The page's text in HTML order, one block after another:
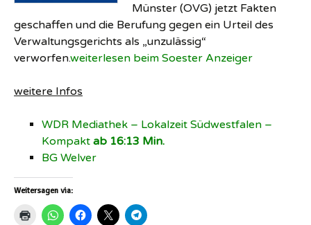
Münster (OVG) jetzt Fakten
geschaffen und die Berufung gegen ein Urteil des
Verwaltungsgerichts als „unzulässig“
verworfen.weiterlesen beim Soester Anzeiger
weitere Infos
WDR Mediathek – Lokalzeit Südwestfalen –
Kompakt ab 16:13 Min.
BG Welver
Weitersagen via: